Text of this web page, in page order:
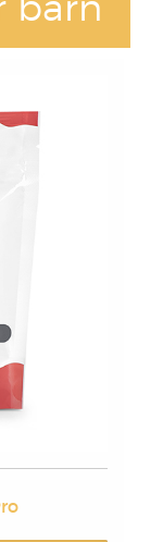
barn